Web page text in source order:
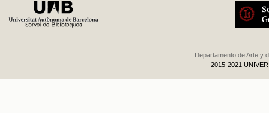
Departamento de Arte y
2015-2021